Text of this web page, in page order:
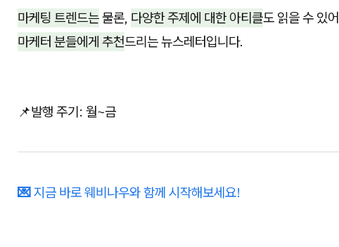
마케팅 트렌드는물론, 다양한 주제에 대한 아티클도 읽을 수 있어
마케터 분들에게 추천드리는 뉴스레터입니다.
📌발행 주기: 월~금
💌지금 바로 웨비나우와 함께 시작해보세요!